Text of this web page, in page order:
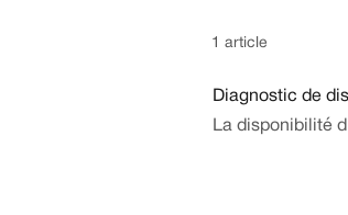
1 article
Diagnostic de
La disponibilité